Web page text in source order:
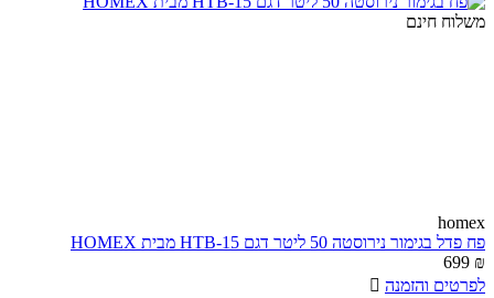
משלוח חינם
homex
פח פדל בגימור נירוסטה 50 ליטר דגם HTB-15 מבית HOMEX
699 ₪
לפרטים והזמנה 